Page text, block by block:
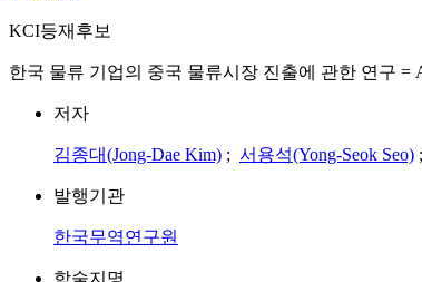
KCI등재후보
한국 물류 기업의 중국 물류시장 진출에 관한 연구 = A
저자
김종대(Jong-Dae Kim) ; 서용석(Yong-Seok Seo) ;
발행기관
한국무역연구원
학술지명